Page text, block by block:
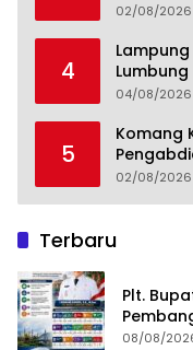
02/08/2026
4
Menuju
04/08/2026
5
Komang
02/08/2026
Terbaru
Plt.
pada
08/08/